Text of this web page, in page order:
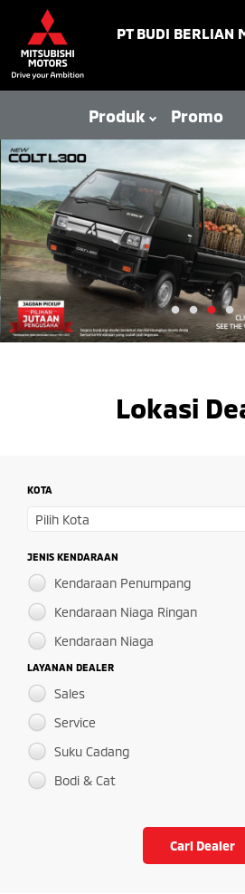
PT BUDI BERLIAN
Produk Promo
Lokasi
KOTA
Pilih Kota
JENIS KENDARAAN
Kendaraan Penumpang
Kendaraan Niaga Ringan
Kendaraan Niaga
LAYANAN DEALER
Sales
Service
Suku Cadang
Bodi & Cat
Cari Dealer